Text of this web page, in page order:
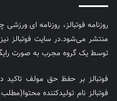
منتشر می‌شود.در سایت فوتبالز
توسط یک گروه مجرب به صورت
فوتبالز بر حفظ حق مولف
فوتبالز نام تولیدکننده